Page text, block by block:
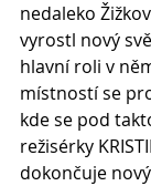
nedaleko
vyrostl nový
hlavní roli v
místností se
kde se pod
režisérky
dokončuje